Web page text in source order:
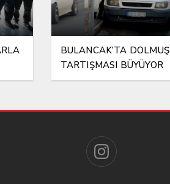
BULANCAK’TA DOLMUŞ
TARTIŞMASI BÜYÜYOR